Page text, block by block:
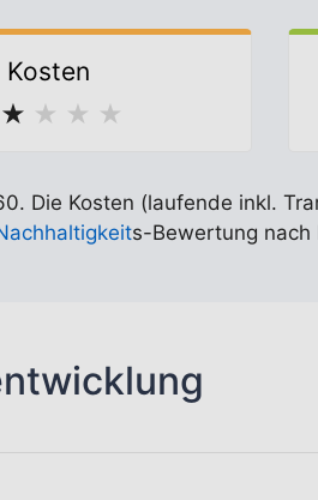
Kosten
★ ★ ★ ★
Die Kosten (laufende inkl.
s-Bewertung nach